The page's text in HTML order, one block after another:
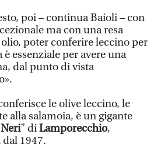
poi – continua Baioli – con
ma con una resa
poter conferire leccino per
essenziale per avere una
dal punto di vista
le olive leccino, le
alla salamoia, è un gigante
Neri” diLamporecchio,
1947.